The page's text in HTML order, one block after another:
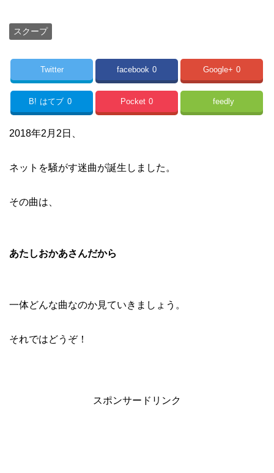
スクープ
Twitter facebook 0 Google+ 0
B! はてブ 0 Pocket 0 feedly
2018年2月2日、
ネットを騒がす迷曲が誕生しました。
その曲は、
あたしおかあさんだから
一体どんな曲なのか見ていきましょう。
それではどうぞ！
スポンサードリンク